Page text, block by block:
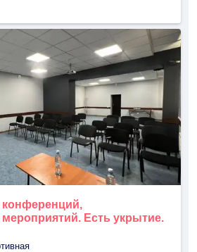
Есть укрытие.